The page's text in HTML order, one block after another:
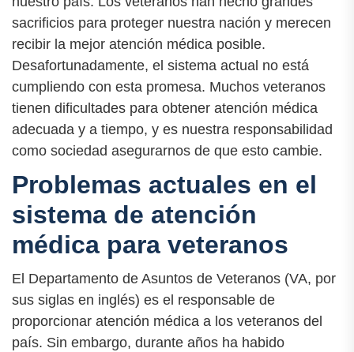
sacrificios para proteger nuestra nación y merecen
recibir la mejor atención médica posible.
Desafortunadamente, el sistema actual no está
cumpliendo con esta promesa. Muchos veteranos
tienen dificultades para obtener atención médica
adecuada y a tiempo, y es nuestra responsabilidad
como sociedad asegurarnos de que esto cambie.
Problemas actuales en el
sistema de atención
médica para veteranos
El Departamento de Asuntos de Veteranos (VA, por
sus siglas en inglés) es el responsable de
proporcionar atención médica a los veteranos del
país. Sin embargo, durante años ha habido